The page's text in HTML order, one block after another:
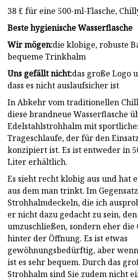
38 £ für eine 500-ml-Flasche,
Beste hygienische Wasserflasche
Wir mögen:die klobige, robuste
bequeme Trinkhalm
Uns gefällt nicht:das große Logo
dass es nicht auslaufsicher ist
In Abkehr vom traditionellen
diese brandneue Wasserflasche
Edelstahlstrohhalm mit
Trageschlaufe, der für den
konzipiert ist. Es ist entweder in
Liter erhältlich.
Es sieht recht klobig aus und hat
aus dem man trinkt. Im
Strohhalmdeckeln, die ich
er nicht dazu gedacht zu sein,
umzuschließen, sondern eher
hinter der Öffnung. Es ist etwas
gewöhnungsbedürftig, aber
ist es sehr bequem. Durch das
Strohhalm sind Sie zudem nicht